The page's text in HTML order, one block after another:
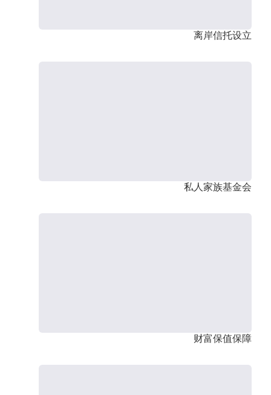
离岸信托设立
私人家族基金会
财富保值保障